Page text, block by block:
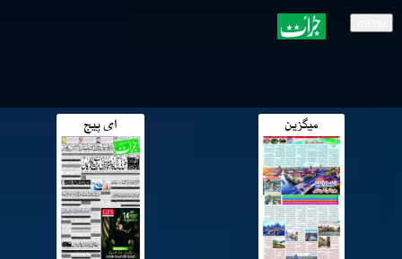
میگزین ای پیج